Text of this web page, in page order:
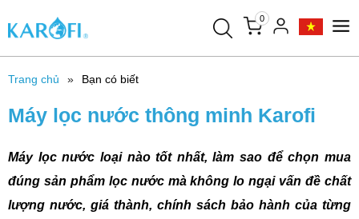
0
Trang chủ Bạn có biết
Máy lọc nước thông minh Karofi
Máy lọc nước loại nào tốt nhất, làm sao để chọn mua
đúng sản phẩm lọc nước mà không lo ngại vấn đề chất
lượng nước, giá thành, chính sách bảo hành của từng